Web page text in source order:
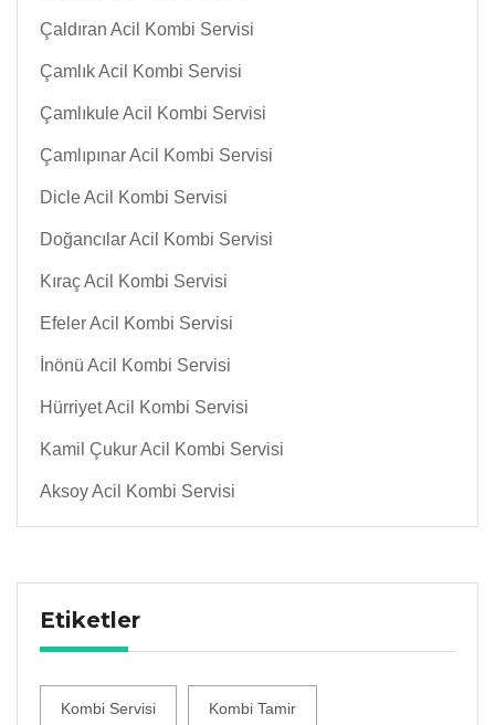
Çaldıran Acil Kombi Servisi
Çamlık Acil Kombi Servisi
Çamlıkule Acil Kombi Servisi
Çamlıpınar Acil Kombi Servisi
Dicle Acil Kombi Servisi
Doğancılar Acil Kombi Servisi
Kıraç Acil Kombi Servisi
Efeler Acil Kombi Servisi
İnönü Acil Kombi Servisi
Hürriyet Acil Kombi Servisi
Kamil Çukur Acil Kombi Servisi
Aksoy Acil Kombi Servisi
Etiketler
Kombi Servisi Kombi Tamir